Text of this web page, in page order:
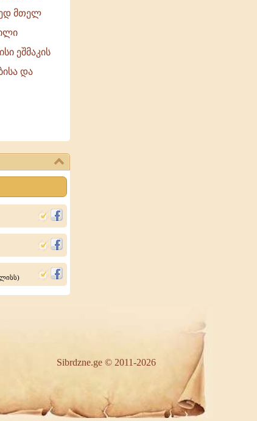
მთელ
ეშმაკის
და
Sibrdzne.ge © 2011-2026